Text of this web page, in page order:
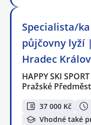
Specialista/
půjčovny lyží
Hradec
HAPPY SKI
Pražské
37 000 Kč
Vhodné také